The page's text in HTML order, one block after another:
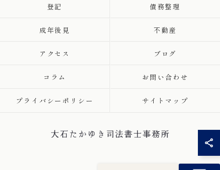
登記 債務整理
成年後見 不動産
アクセス ブログ
コラム お問い合わせ
プライバシーポリシー サイトマップ